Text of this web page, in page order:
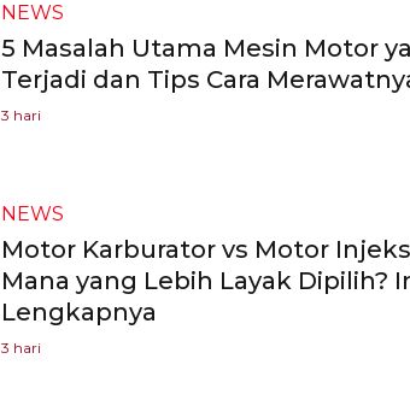
NEWS
5 Masalah Utama Mesin Motor
Terjadi dan Tips Cara
3 hari
NEWS
Motor Karburator vs Motor
Mana yang Lebih Layak Dipilih?
Lengkapnya
3 hari